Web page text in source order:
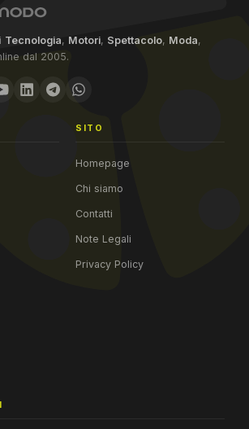
Tecnologia, Motori, Spettacolo, Moda,
dal 2005.
SITO
Homepage
Chi siamo
Contatti
Note Legali
Privacy Policy